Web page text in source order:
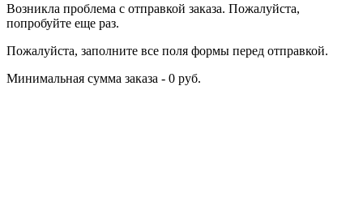
Возникла проблема с отправкой заказа. Пожалуйста,
попробуйте еще раз.
Пожалуйста, заполните все поля формы перед отправкой.
Минимальная сумма заказа - 0 руб.